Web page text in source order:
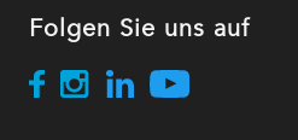
Folgen Sie uns auf